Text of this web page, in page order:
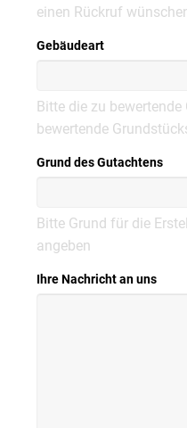
einen Rückruf
Gebäudeart
Bitte die zu
bewertende
Grund des Gutachtens
Bitte Grund für die
angeben
Ihre Nachricht an uns